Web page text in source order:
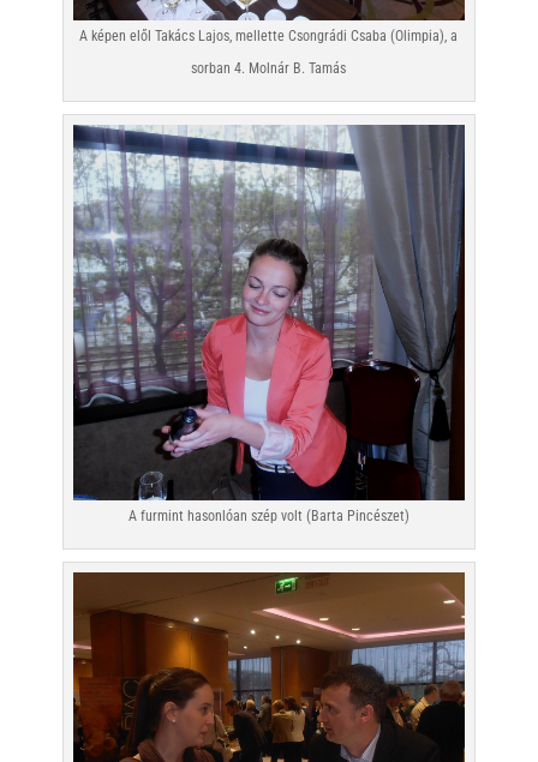
A képen elől Takács Lajos, mellette Csongrádi Csaba (Olimpia), a
sorban 4. Molnár B. Tamás
A furmint hasonlóan szép volt (Barta Pincészet)